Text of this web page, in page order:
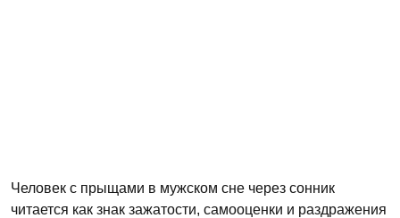
Человек с прыщами в мужском сне через сонник
читается как знак зажатости, самооценки и раздражения